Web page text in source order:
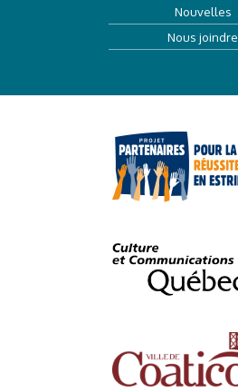
Nouvelles
Nous joindre